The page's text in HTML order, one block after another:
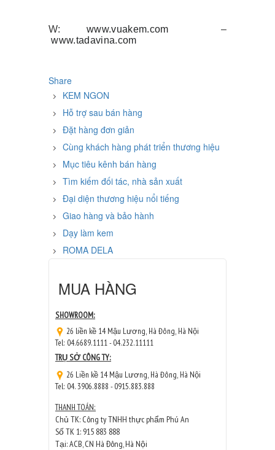
W:www.vuakem.com –
www.tadavina.com
Share
KEM NGON
Hỗ trợ sau bán hàng
Đặt hàng đơn giản
Cùng khách hàng phát triển thương hiệu
Mục tiêu kênh bán hàng
Tìm kiếm đối tác, nhà sản xuất
Đại diện thương hiệu nổi tiếng
Giao hàng và bảo hành
Dạy làm kem
ROMA DELA
MUA HÀNG
SHOWROOM:
26 liền kề 14 Mậu Lương, Hà Đông, Hà Nội
Tel: 04.6689.1111 - 04.232.11111
TRỤ SỞ CÔNG TY:
26 Liền kề 14 Mậu Lương, Hà Đông, Hà Nội
Tel: 04. 3906.8888 - 0915.883.888
THANH TOÁN:
Chủ TK: Công ty TNHH thực phẩm Phú An
Số TK 1: 915 883 888
Tại: ACB, CN Hà Đông, Hà Nội